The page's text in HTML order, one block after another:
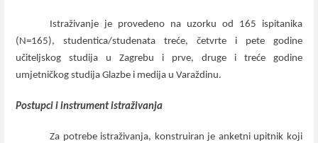
Istraživanje je provedeno na uzorku od 165 ispitanika
(N=165), studentica/studenata treće, četvrte i pete godine
učiteljskog studija u Zagrebu i prve, druge i treće godine
umjetničkog studija Glazbe i medija u Varaždinu.
Postupci i instrument istraživanja
Za potrebe istraživanja, konstruiran je anketni upitnik koji